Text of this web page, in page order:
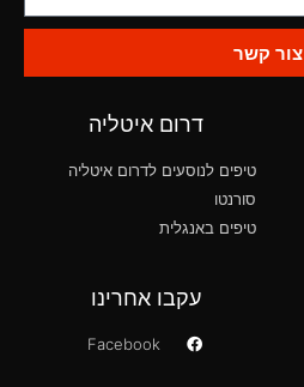
צור קשר
דרום איטליה
טיפים לנוסעים לדרום איטליה
סורנטו
טיפים באנגלית
עקבו אחרינו
Facebook